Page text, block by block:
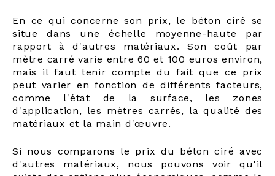
En ce qui concerne son prix, le béton ciré se
situe dans une échelle moyenne-haute par
rapport à d'autres matériaux. Son coût par
mètre carré varie entre 60 et 100 euros environ,
mais il faut tenir compte du fait que ce prix
peut varier en fonction de différents facteurs,
comme l'état de la surface, les zones
d'application, les mètres carrés, la qualité des
matériaux et la main d'œuvre.
Si nous comparons le prix du béton ciré avec
d'autres matériaux, nous pouvons voir qu'il